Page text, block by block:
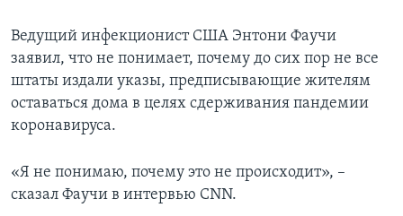
Ведущий инфекционист США Энтони Фаучи
заявил, что не понимает, почему до сих пор не все
штаты издали указы, предписывающие жителям
оставаться дома в целях сдерживания пандемии
коронавируса.
«Я не понимаю, почему это не происходит», –
сказал Фаучи в интервью CNN.